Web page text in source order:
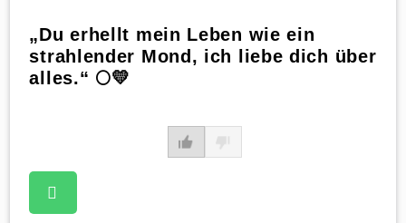
„Du erhellt mein Leben wie ein
strahlender Mond, ich liebe dich über
alles.“ 🌕💛